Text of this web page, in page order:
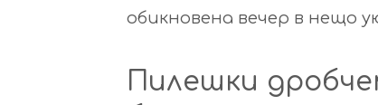
обикновена вечер в нещо
Пилешки